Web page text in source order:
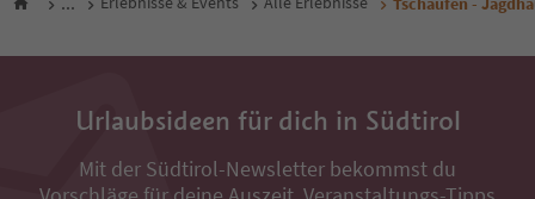
Urlaubsideen für dich in Südtirol
Mit der Südtirol-Newsletter bekommst du